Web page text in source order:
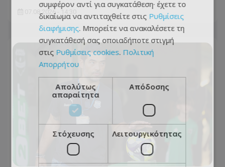
07.08.2026 - 14:30
συμφέρον αντί για συγκατάθεση· έχετε το
δικαίωμα να αντιταχθείτε στις Ρυθμίσεις
διαφήμισης. Μπορείτε να ανακαλέσετε τη
συγκατάθεσή σας οποιαδήποτε στιγμή
στις Ρυθμίσεις cookies. Πολιτική
Απορρήτου
Απολύτως
απαραίτητα
Απόδοσης
Στόχευσης Λειτουργικότητας